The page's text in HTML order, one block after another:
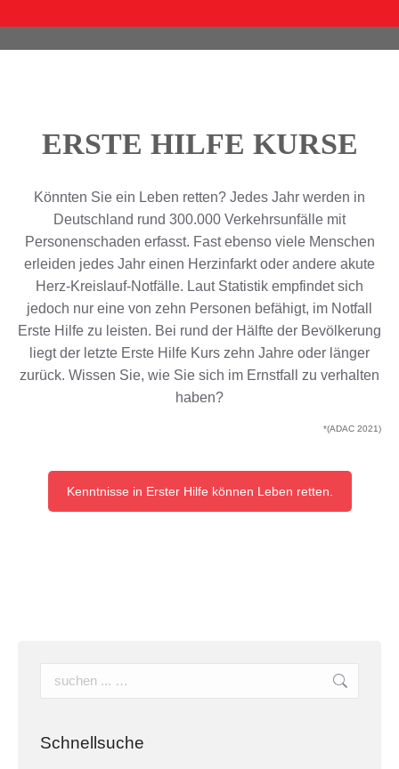
ERSTE HILFE KURSE
Könnten Sie ein Leben retten? Jedes Jahr werden in
Deutschland rund 300.000 Verkehrsunfälle mit
Personenschaden erfasst. Fast ebenso viele Menschen
erleiden jedes Jahr einen Herzinfarkt oder andere akute
Herz-Kreislauf-Notfälle. Laut Statistik empfindet sich
jedoch nur eine von zehn Personen befähigt, im Notfall
Erste Hilfe zu leisten. Bei rund der Hälfte der Bevölkerung
liegt der letzte Erste Hilfe Kurs zehn Jahre oder länger
zurück. Wissen Sie, wie Sie sich im Ernstfall zu verhalten
haben?
*(ADAC 2021)
Kenntnisse in Erster Hilfe können Leben retten.
Schnellsuche